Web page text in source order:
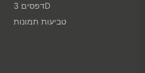
דפסים 3D
טביעות תמונות